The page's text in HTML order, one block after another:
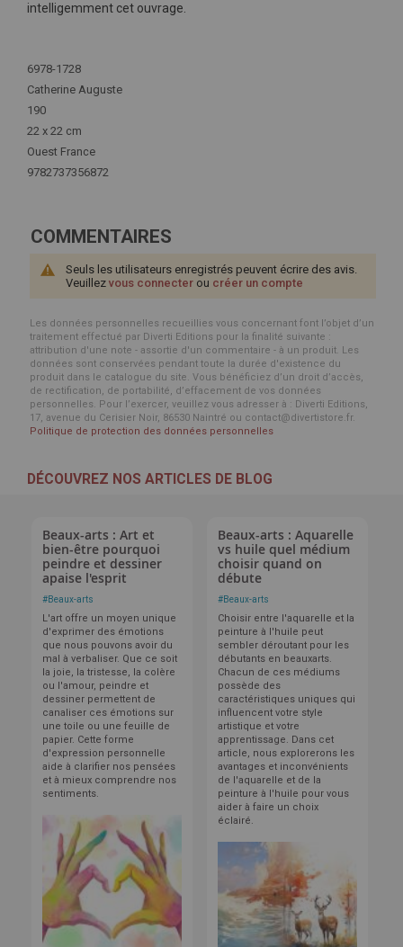
intelligemment cet ouvrage.
d'infos
6978-1728
Catherine Auguste
190
22 x 22 cm
Ouest France
9782737356872
COMMENTAIRES
Seuls les utilisateurs enregistrés peuvent écrire des avis.
Veuillez vous connecter ou créer un compte
Les données personnelles recueillies vous concernant font l’objet d’un
traitement effectué par Diverti Editions pour la finalité suivante :
attribution d'une note - assortie d'un commentaire - à un produit. Les
données sont conservées pendant toute la durée d'existence du
produit dans le catalogue du site. Vous bénéficiez d’un droit d’accès,
de rectification, de portabilité, d’effacement de vos données
personnelles. Pour l’exercer, veuillez vous adresser à : Diverti Editions,
17, avenue du Cerisier Noir, 86530 Naintré ou contact@divertistore.fr.
Politique de protection des données personnelles
DÉCOUVREZ NOS ARTICLES DE BLOG
Beaux-arts : Art et
bien-être pourquoi
peindre et dessiner
apaise l'esprit
#Beaux-arts
L'art offre un moyen unique
d'exprimer des émotions
que nous pouvons avoir du
mal à verbaliser. Que ce soit
la joie, la tristesse, la colère
ou l'amour, peindre et
dessiner permettent de
canaliser ces émotions sur
une toile ou une feuille de
papier. Cette forme
d'expression personnelle
aide à clarifier nos pensées
et à mieux comprendre nos
sentiments.
Beaux-arts : Aquarelle
vs huile quel médium
choisir quand on
débute
#Beaux-arts
Choisir entre l'aquarelle et la
peinture à l'huile peut
sembler déroutant pour les
débutants en beauxarts.
Chacun de ces médiums
possède des
caractéristiques uniques qui
influencent votre style
artistique et votre
apprentissage. Dans cet
article, nous explorerons les
avantages et inconvénients
de l'aquarelle et de la
peinture à l'huile pour vous
aider à faire un choix
éclairé.